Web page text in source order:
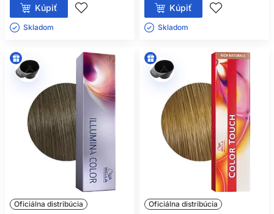
Kúpiť
Skladom ㅤ
Kúpiť
Skladom ㅤ
Oficiálna distribúcia Oficiálna distribúcia